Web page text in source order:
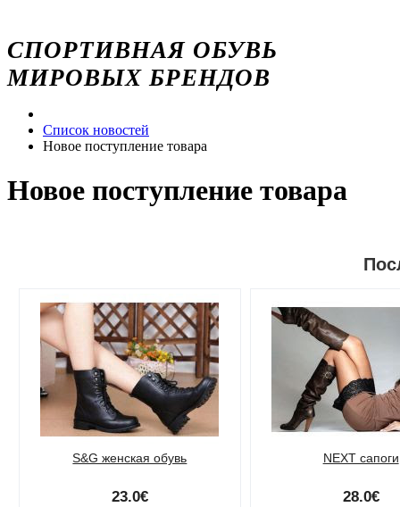
СПОРТИВНАЯ ОБУВЬ
МИРОВЫХ БРЕНДОВ
Список новостей
Новое поступление товара
Новое поступление товара
S&G женская обувь
23.0€
NEXT сапоги
28.0€